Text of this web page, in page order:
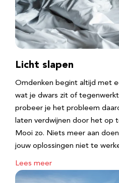
Licht slapen
Omdenken begint altijd met
wat je dwars zit of
probeer je het probleem
laten verdwijnen door het op
Mooi zo. Niets meer aan
jouw oplossingen niet te
Lees meer